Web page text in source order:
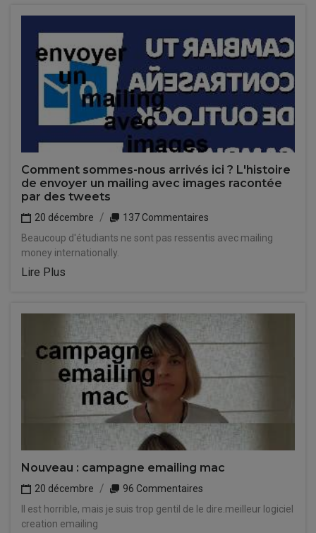
Comment sommes-nous arrivés ici ? L'histoire
de envoyer un mailing avec images racontée
par des tweets
20 décembre
137 Commentaires
Beaucoup d'étudiants ne sont pas ressentis avec mailing
money internationally.
Lire Plus
Nouveau : campagne emailing mac
20 décembre
96 Commentaires
Il est horrible, mais je suis trop gentil de le dire.meilleur logiciel
creation emailing